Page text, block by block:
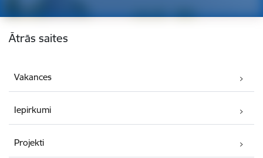
Kājene
Ātrās saites
Vakances
Iepirkumi
Projekti